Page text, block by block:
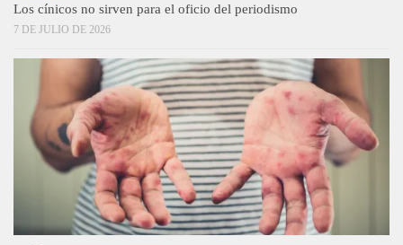
Los cínicos no sirven para el oficio del periodismo
7 DE JULIO DE 2026